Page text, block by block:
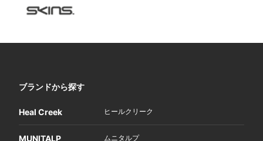
ブランドから探す
Heal Creek ヒールクリーク
MUNITALP ムニタルプ